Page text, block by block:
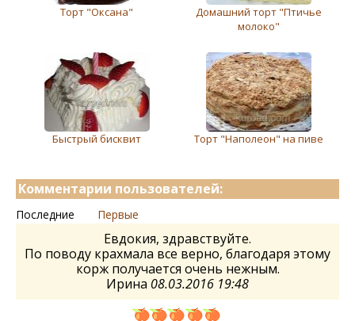
Торт "Оксана"
Домашний торт "Птичье
молоко"
Быстрый бисквит Торт "Наполеон" на пиве
Комментарии пользователей:
Последние Первые
Евдокия, здравствуйте.
По поводу крахмала все верно, благодаря этому
корж получается очень нежным.
Ирина 08.03.2016 19:48